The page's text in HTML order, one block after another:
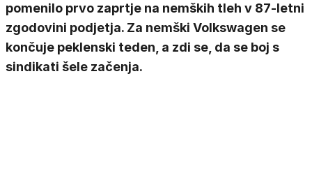
pomenilo prvo zaprtje na nemških tleh v 87-letni
zgodovini podjetja. Za nemški Volkswagen se
končuje peklenski teden, a zdi se, da se boj s
sindikati šele začenja.